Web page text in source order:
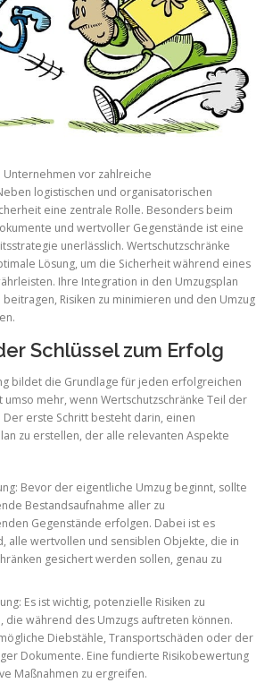
vor zahlreiche
logistischen und organisatorischen
eine zentrale Rolle. Besonders beim
und wertvoller Gegenstände ist eine
unerlässlich. Wertschutzschränke
Lösung, um die Sicherheit während eines
Ihre Integration in den Umzugsplan
beitragen, Risiken zu minimieren und den Umzug
Schlüssel zum Erfolg
bildet die Grundlage für jeden erfolgreichen
umso mehr, wenn Wertschutzschränke Teil der
Der erste Schritt besteht darin, einen
zu erstellen, der alle relevanten Aspekte
Bevor der eigentliche Umzug beginnt, sollte
Bestandsaufnahme aller zu
Gegenstände erfolgen. Dabei ist es
alle wertvollen und sensiblen Objekte, die in
gesichert werden sollen, genau zu
Es ist wichtig, potenzielle Risiken zu
die während des Umzugs auftreten können.
Diebstähle, Transportschäden oder der
Dokumente. Eine fundierte Risikobewertung
Maßnahmen zu ergreifen.